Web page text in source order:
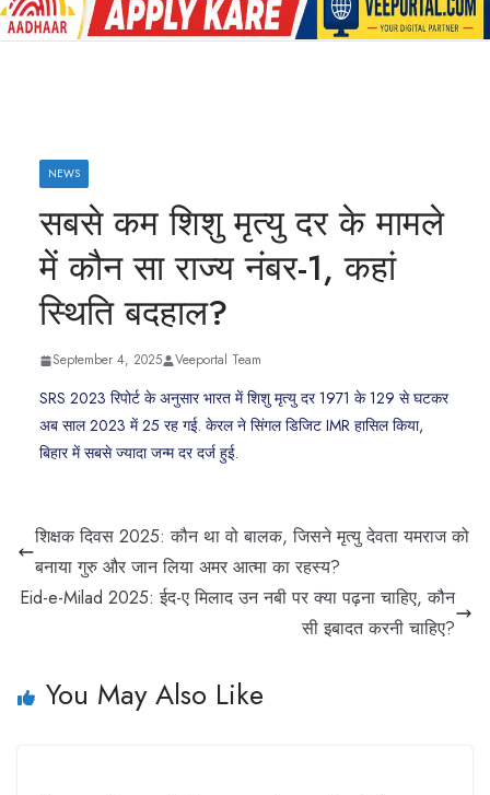
NEWS
सबसे कम शिशु मृत्‍यु दर के मामले
में कौन सा राज्‍य नंबर-1, कहां
स्थिति बदहाल?
September 4, 2025 Veeportal Team
SRS 2023 रिपोर्ट के अनुसार भारत में शिशु मृत्यु दर 1971 के 129 से घटकर
अब साल 2023 में 25 रह गई. केरल ने सिंगल डिजिट IMR हासिल किया,
बिहार में सबसे ज्यादा जन्म दर दर्ज हुई.
शिक्षक दिवस 2025: कौन था वो बालक, जिसने मृत्यु देवता यमराज को
बनाया गुरु और जान लिया अमर आत्मा का रहस्य?
Eid-e-Milad 2025: ईद-ए मिलाद उन नबी पर क्या पढ़ना चाहिए, कौन
सी इबादत करनी चाहिए?
You May Also Like